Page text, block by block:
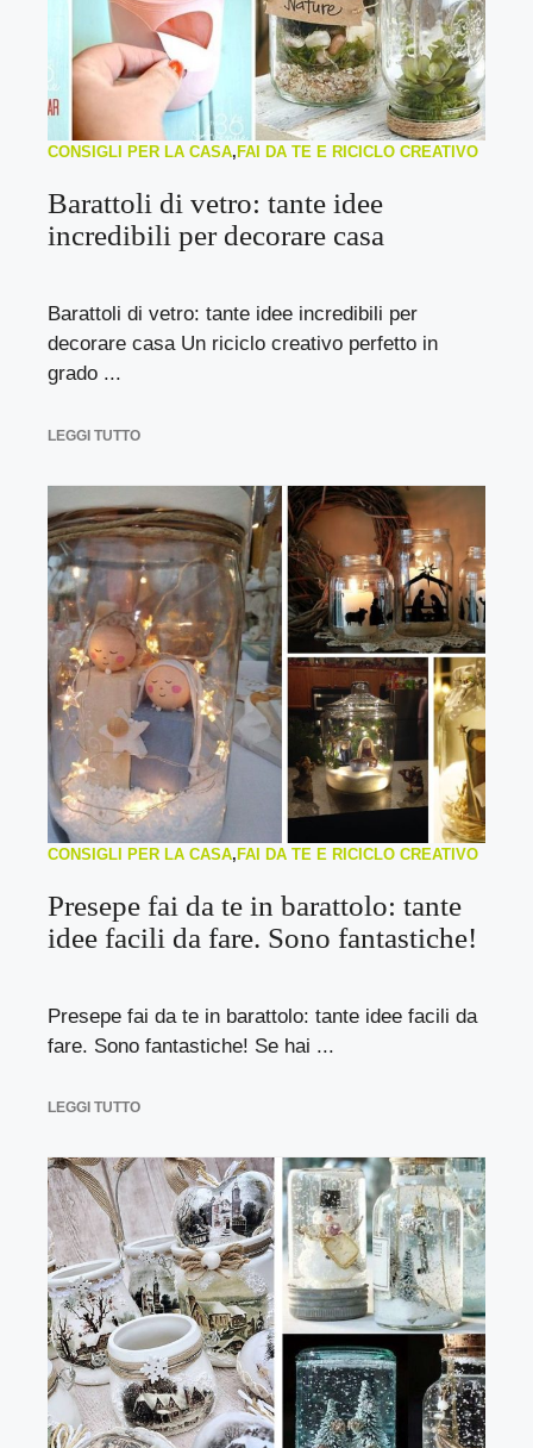
CONSIGLI PER LA CASA, FAI DA TE E RICICLO CREATIVO
Barattoli di vetro: tante idee
incredibili per decorare casa
Barattoli di vetro: tante idee incredibili per
decorare casa Un riciclo creativo perfetto in
grado ...
LEGGI TUTTO
CONSIGLI PER LA CASA,FAI DA TE E RICICLO CREATIVO
Presepe fai da te in barattolo: tante
idee facili da fare. Sono fantastiche!
Presepe fai da te in barattolo: tante idee facili da
fare. Sono fantastiche! Se hai ...
LEGGI TUTTO